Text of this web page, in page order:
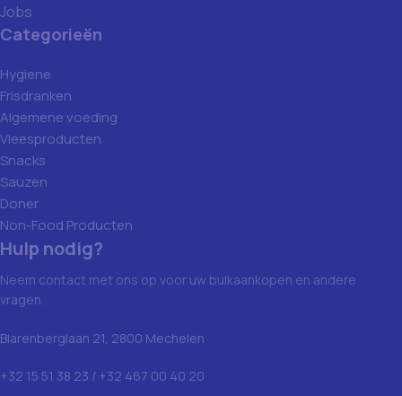
Jobs
Categorieën
Hygiene
Frisdranken
Algemene voeding
Vleesproducten
Snacks
Sauzen
Doner
Non-Food Producten
Hulp nodig?
Neem contact met ons op voor uw bulkaankopen en andere
vragen.
Blarenberglaan 21, 2800 Mechelen
+32 15 51 38 23 / +32 467 00 40 20